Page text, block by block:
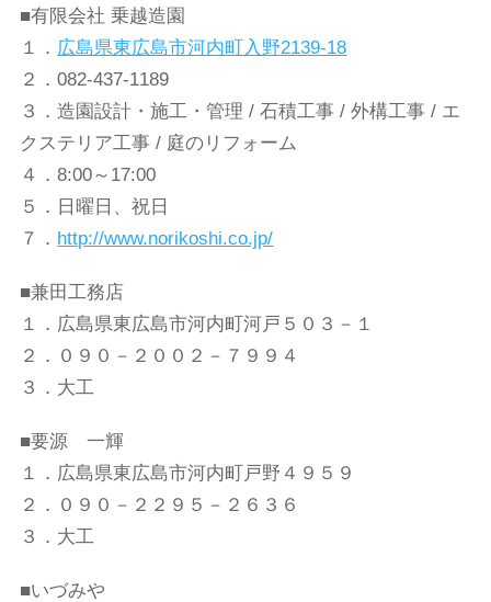
■有限会社 乗越造園
１． 広島県東広島市河内町入野2139-18
２．082-437-1189
３．造園設計・施工・管理 / 石積工事 / 外構工事 / エ
クステリア工事 / 庭のリフォーム
４．8:00～17:00
５．日曜日、祝日
７． http://www.norikoshi.co.jp/
■兼田工務店
１．広島県東広島市河内町河戸５０３－１
２．０９０－２００２－７９９４
３．大工
■要源 一輝
１．広島県東広島市河内町戸野４９５９
２．０９０－２２９５－２６３６
３．大工
■いづみや